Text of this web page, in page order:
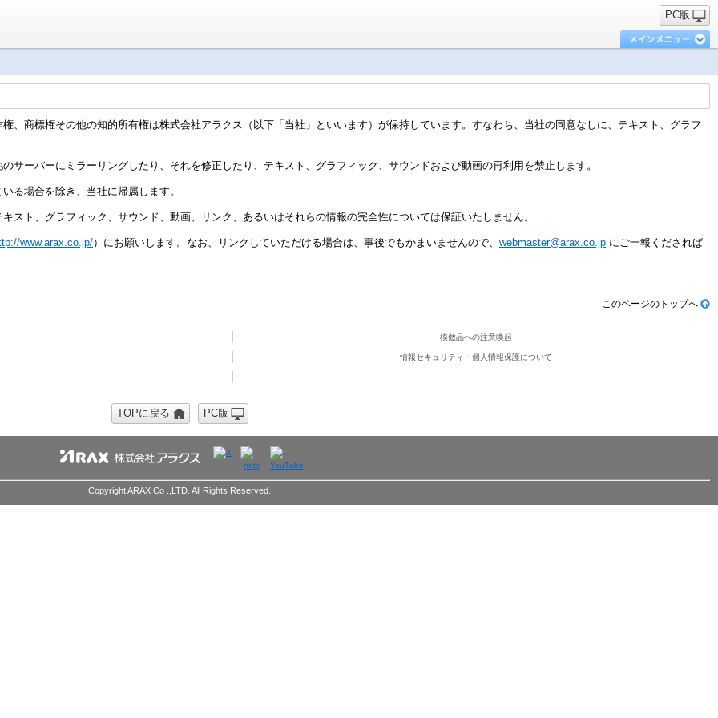
PC版
、商標権その他の知的所有権は株式会社アラクス（以下「当社」といいます）が保持しています。すなわち、当社の同意なしに、テキスト、グラフ
サーバーにミラーリングしたり、それを修正したり、テキスト、グラフィック、サウンドおよび動画の再利用を禁止します。
る場合を除き、当社に帰属します。
スト、グラフィック、サウンド、動画、リンク、あるいはそれらの情報の完全性については保証いたしません。
www.arax.co.jp/）にお願いします。なお、リンクしていただける場合は、事後でもかまいませんので、 webmaster@arax.co.jp にご一報くだされば
このページのトップへ
模倣品への注意喚起
情報セキュリティ・個人情報保護について
TOPに戻る PC版
Copyright ARAX Co .,LTD. All Rights Reserved.